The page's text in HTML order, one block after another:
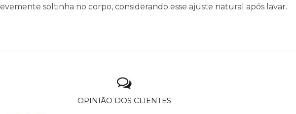
soltinha no corpo, considerando esse ajuste natural após lavar.
OPINIÃO DOS CLIENTES